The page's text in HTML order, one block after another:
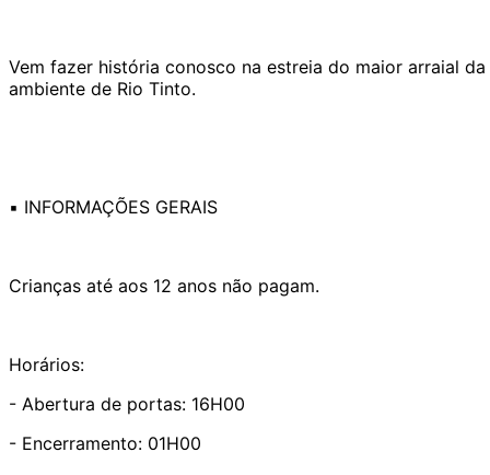
Vem fazer história conosco na estreia do maior arraial
ambiente de Rio Tinto.
▪️ INFORMAÇÕES GERAIS
Crianças até aos 12 anos não pagam.
Horários:
- Abertura de portas: 16H00
- Encerramento: 01H00